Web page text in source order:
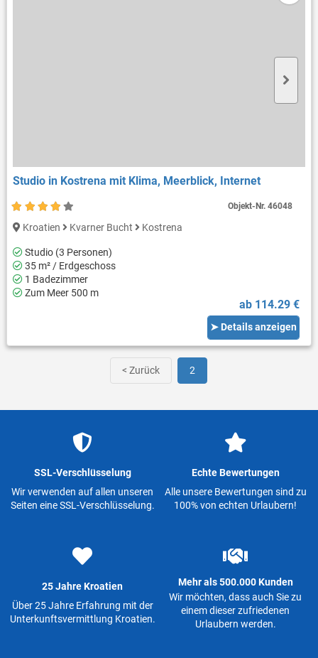
Studio in Kostrena mit Klima, Meerblick, Internet
Kroatien Kvarner Bucht Kostrena
Studio (3 Personen)
35 m² / Erdgeschoss
1 Badezimmer
Zum Meer 500 m
ab 114.29 €
➤ Details anzeigen
Objekt-Nr.46048
< Zurück 2
SSL-Verschlüsselung
Wir verwenden auf allen unseren
Seiten eine SSL-Verschlüsselung.
Echte Bewertungen
Alle unsere Bewertungen sind zu
100% von echten Urlaubern!
25 Jahre Kroatien
Über 25 Jahre Erfahrung mit der
Unterkunftsvermittlung Kroatien.
Mehr als 500.000 Kunden
Wir möchten, dass auch Sie zu
einem dieser zufriedenen
Urlaubern werden.